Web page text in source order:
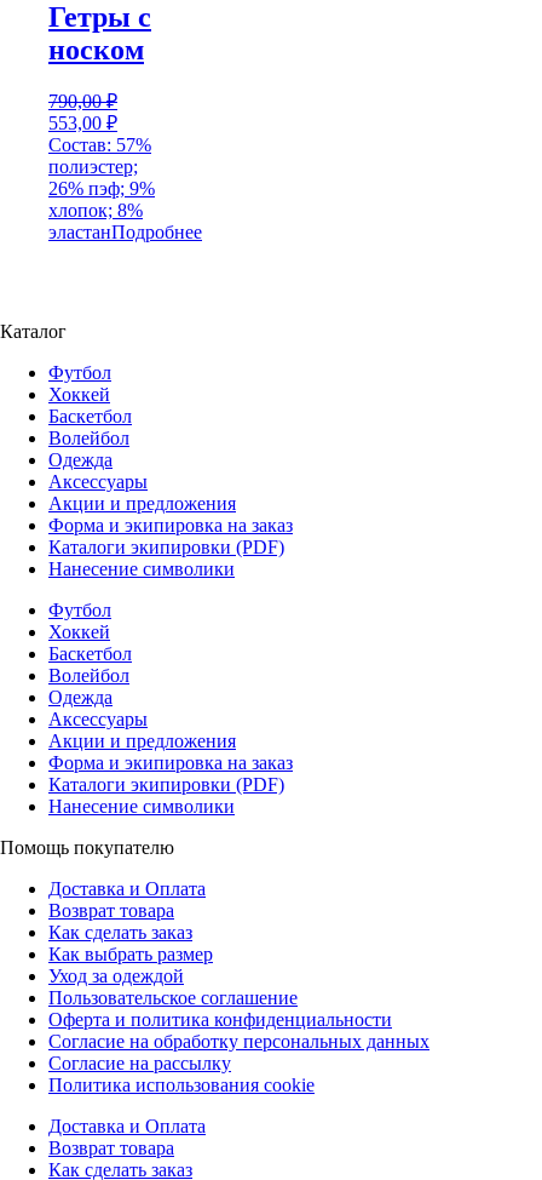
Гетры с
носком
790,00₽
Первоначальная
цена
составляла
790,00 ₽.
553,00 ₽Текущая
цена:
553,00 ₽.
Состав: 57%
полиэстер;
26% пэф; 9%
хлопок; 8%
эластанПодробнее
Каталог
Футбол
Хоккей
Баскетбол
Волейбол
Одежда
Аксессуары
Акции и предложения
Форма и экипировка на заказ
Каталоги экипировки (PDF)
Нанесение символики
Футбол
Хоккей
Баскетбол
Волейбол
Одежда
Аксессуары
Акции и предложения
Форма и экипировка на заказ
Каталоги экипировки (PDF)
Нанесение символики
Помощь покупателю
Доставка и Оплата
Возврат товара
Как сделать заказ
Как выбрать размер
Уход за одеждой
Пользовательское соглашение
Оферта и политика конфиденциальности
Согласие на обработку персональных данных
Согласие на рассылку
Политика использования cookie
Доставка и Оплата
Возврат товара
Как сделать заказ